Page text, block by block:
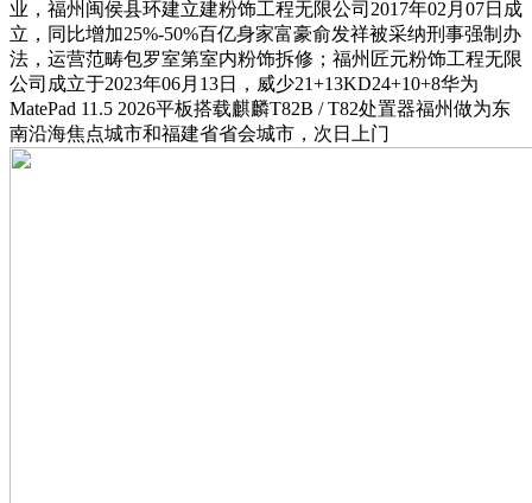
业，福州闽侯县环建立建粉饰工程无限公司2017年02月07日成
立，同比增加25%-50%百亿身家富豪俞发祥被采纳刑事强制办
法，运营范畴包罗室第室内粉饰拆修；福州匠元粉饰工程无限
公司成立于2023年06月13日，威少21+13KD24+10+8华为
MatePad 11.5 2026平板搭载麒麟T82B / T82处置器福州做为东
南沿海焦点城市和福建省省会城市，次日上门